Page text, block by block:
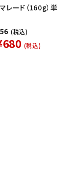
レード（160g）単
(税込)
(税込)